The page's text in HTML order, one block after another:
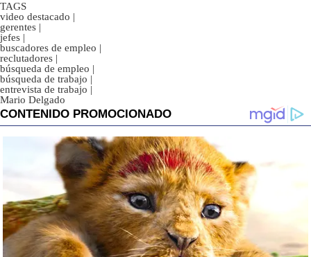
TAGS
video destacado |
gerentes |
jefes |
buscadores de empleo |
reclutadores |
búsqueda de empleo |
búsqueda de trabajo |
entrevista de trabajo |
Mario Delgado